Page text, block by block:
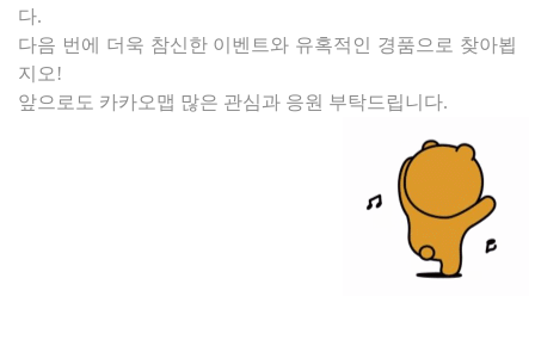
다.
다음 번에 더욱 참신한 이벤트와 유혹적인 경품으로 찾아뵙
지오!
앞으로도 카카오맵 많은 관심과 응원 부탁드립니다.